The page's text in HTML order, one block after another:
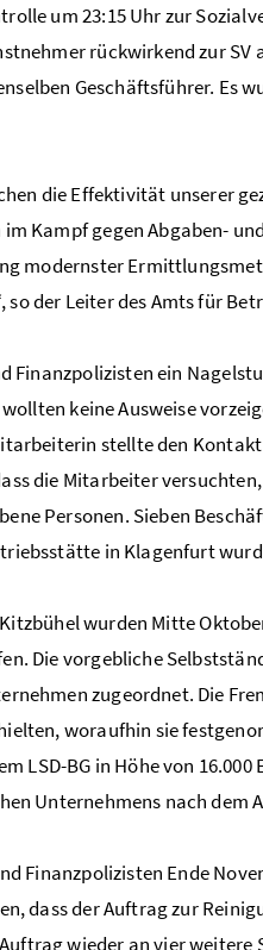
um 23:15 Uhr zur
rückwirkend zur
Geschäftsführer. Es
die Effektivität unserer
Kampf gegen Abgaben-
modernster
der Leiter des Amts für
ein
keine Ausweise
stellte den
die Mitarbeiter
Personen. Sieben
in Klagenfurt
wurden Mitte
Die vorgebliche
zugeordnet. Die
woraufhin sie
BG in Höhe von 16.000
Unternehmens nach dem
Finanzpolizisten Ende
dass der Auftrag zur
wieder an vier